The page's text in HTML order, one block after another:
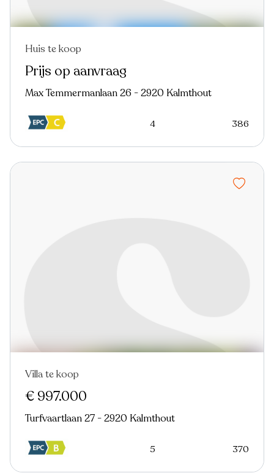
Huis te koop
Prijs op aanvraag
Max Temmermanlaan 26 - 2920 Kalmthout
4 386
Villa te koop
€ 997.000
Turfvaartlaan 27 - 2920 Kalmthout
5 370